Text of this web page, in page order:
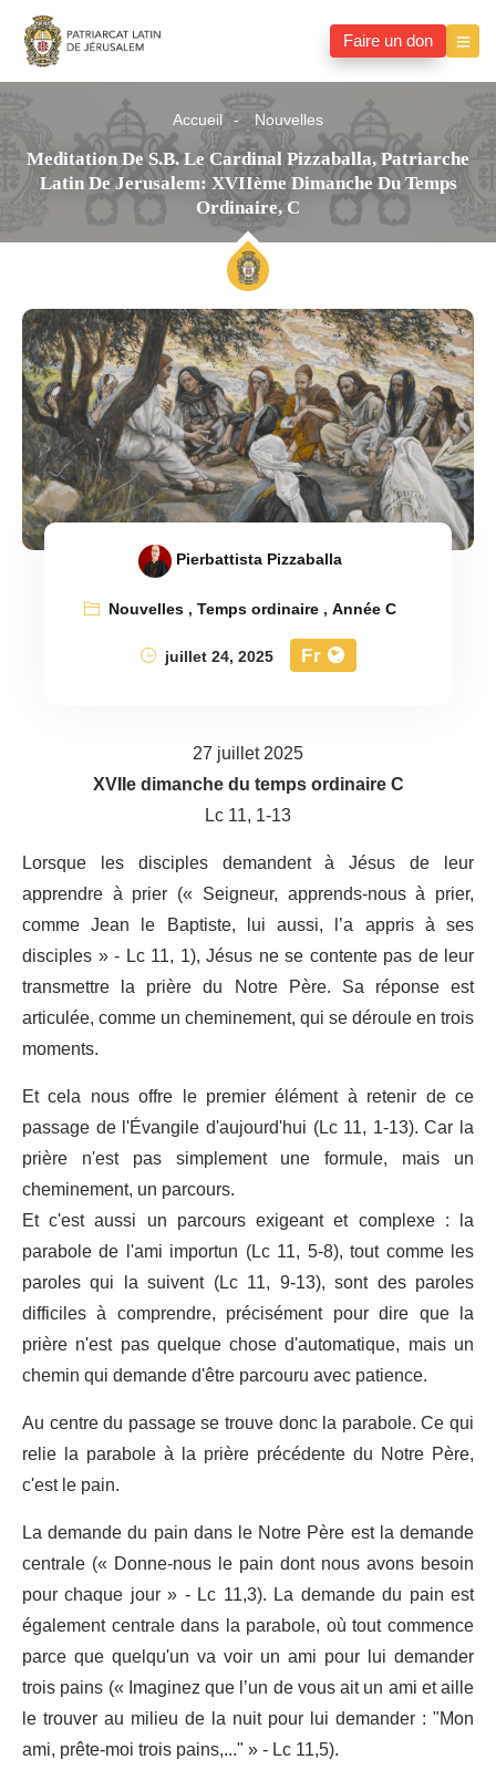
Faire un don
Accueil Nouvelles
Meditation De S.B. Le Cardinal Pizzaballa, Patriarche
Latin De Jerusalem: XVIIème Dimanche Du Temps
Ordinaire, C
Pierbattista Pizzaballa
Nouvelles,Temps ordinaire,Année C
juillet 24, 2025
Fr
27 juillet 2025
XVIIe dimanche du temps ordinaire C
Lc 11, 1-13
Lorsque les disciples demandent à Jésus de leur
apprendre à prier (« Seigneur, apprends-nous à prier,
comme Jean le Baptiste, lui aussi, l’a appris à ses
disciples » - Lc 11, 1), Jésus ne se contente pas de leur
transmettre la prière du Notre Père. Sa réponse est
articulée, comme un cheminement, qui se déroule en trois
moments.
Et cela nous offre le premier élément à retenir de ce
passage de l'Évangile d'aujourd'hui (Lc 11, 1-13). Car la
prière n'est pas simplement une formule, mais un
cheminement, un parcours.
Et c'est aussi un parcours exigeant et complexe : la
parabole de l'ami importun (Lc 11, 5-8), tout comme les
paroles qui la suivent (Lc 11, 9-13), sont des paroles
difficiles à comprendre, précisément pour dire que la
prière n'est pas quelque chose d'automatique, mais un
chemin qui demande d'être parcouru avec patience.
Au centre du passage se trouve donc la parabole. Ce qui
relie la parabole à la prière précédente du Notre Père,
c'est le pain.
La demande du pain dans le Notre Père est la demande
centrale (« Donne-nous le pain dont nous avons besoin
pour chaque jour » - Lc 11,3). La demande du pain est
également centrale dans la parabole, où tout commence
parce que quelqu'un va voir un ami pour lui demander
trois pains (« Imaginez que l’un de vous ait un ami et aille
le trouver au milieu de la nuit pour lui demander : "Mon
ami, prête-moi trois pains,..." » - Lc 11,5).